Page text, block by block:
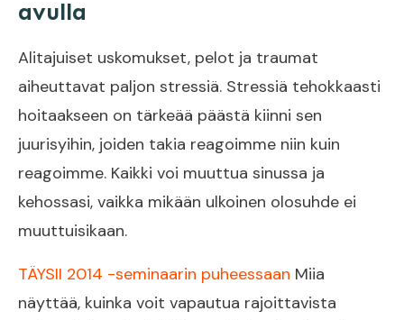
avulla
Alitajuiset uskomukset, pelot ja traumat
aiheuttavat paljon stressiä. Stressiä tehokkaasti
hoitaakseen on tärkeää päästä kiinni sen
juurisyihin, joiden takia reagoimme niin kuin
reagoimme. Kaikki voi muuttua sinussa ja
kehossasi, vaikka mikään ulkoinen olosuhde ei
muuttuisikaan.
TÄYSII 2014 -seminaarin puheessaan Miia
näyttää, kuinka voit vapautua rajoittavista